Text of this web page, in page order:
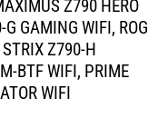
Z790 HERO
GAMING WIFI, ROG
Z790-H
BTF WIFI, PRIME
WIFI